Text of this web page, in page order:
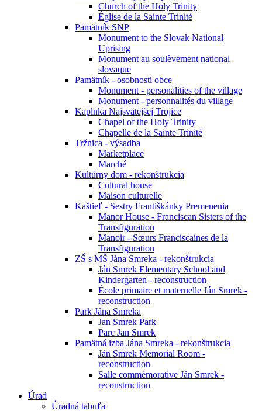
Church of the Holy Trinity
Église de la Sainte Trinité
Pamätník SNP
Monument to the Slovak National
Uprising
Monument au soulèvement national
slovaque
Pamätník - osobnosti obce
Monument - personalities of the village
Monument - personnalités du village
Kaplnka Najsvätejšej Trojice
Chapel of the Holy Trinity
Chapelle de la Sainte Trinité
Tržnica - výsadba
Marketplace
Marché
Kultúrny dom - rekonštrukcia
Cultural house
Maison culturelle
Kaštieľ - Sestry Františkánky Premenenia
Manor House - Franciscan Sisters of the
Transfiguration
Manoir - Sœurs Franciscaines de la
Transfiguration
ZŠ s MŠ Jána Smreka - rekonštrukcia
Ján Smrek Elementary School and
Kindergarten - reconstruction
École primaire et maternelle Ján Smrek -
reconstruction
Park Jána Smreka
Jan Smrek Park
Parc Jan Smrek
Pamätná izba Jána Smreka - rekonštrukcia
Ján Smrek Memorial Room -
reconstruction
Salle commémorative Ján Smrek -
reconstruction
Úrad
Úradná tabuľa